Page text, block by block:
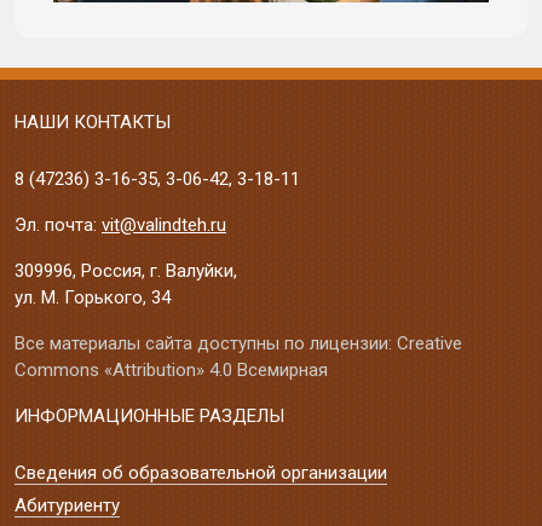
НАШИ КОНТАКТЫ
8 (47236) 3-16-35, 3-06-42, 3-18-11
Эл. почта: vit@valindteh.ru
309996, Россия, г. Валуйки,
ул. М. Горького, 34
Все материалы сайта доступны по лицензии: Creative
Commons «Attribution» 4.0 Всемирная
ИНФОРМАЦИОННЫЕ РАЗДЕЛЫ
Сведения об образовательной организации
Абитуриенту